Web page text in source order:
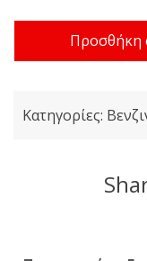
Χρήσης
Προσθήκη
Κατηγορίες: